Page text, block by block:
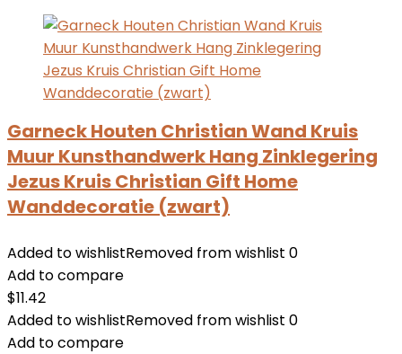
Garneck Houten Christian Wand Kruis
Muur Kunsthandwerk Hang Zinklegering
Jezus Kruis Christian Gift Home
Wanddecoratie (zwart)
Added to wishlistRemoved from wishlist 0
Add to compare
$11.42
Added to wishlistRemoved from wishlist 0
Add to compare